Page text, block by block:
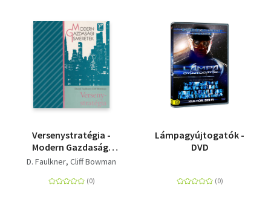
Versenystratégia -
Modern Gazdasági
Ismeretek
D. Faulkner Cliff Bowman
Lámpagyújtogatók -
DVD